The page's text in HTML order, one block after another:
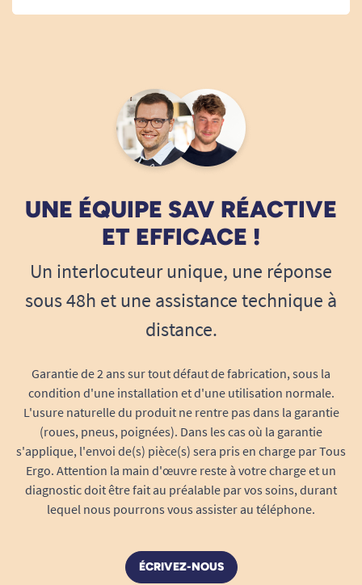
UNE ÉQUIPE SAV RÉACTIVE
ET EFFICACE !
Un interlocuteur unique, une réponse
sous 48h et une assistance technique à
distance.
Garantie de 2 ans sur tout défaut de fabrication, sous la
condition d'une installation et d'une utilisation normale.
L'usure naturelle du produit ne rentre pas dans la garantie
(roues, pneus, poignées). Dans les cas où la garantie
s'applique, l'envoi de(s) pièce(s) sera pris en charge par Tous
Ergo. Attention la main d'œuvre reste à votre charge et un
diagnostic doit être fait au préalable par vos soins, durant
lequel nous pourrons vous assister au téléphone.
ÉCRIVEZ-NOUS